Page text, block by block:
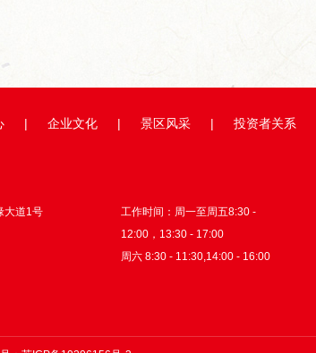
| 企业文化 | 景区风采 | 投资者关系
大道1号
工作时间：周一至周五8:30 -
12:00，13:30 - 17:00
周六 8:30 - 11:30,14:00 - 16:00